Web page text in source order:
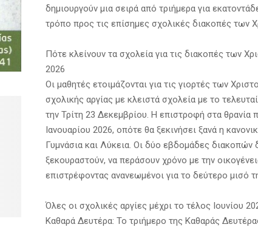
δημιουργούν μια σειρά από τριήμερα για
τρόπο προς τις επίσημες σχολικές διακοπές των
Πότε κλείνουν τα σχολεία για τις διακοπές των
2026
Οι μαθητές ετοιμάζονται για τις γιορτές των
σχολικής αργίας με κλειστά σχολεία με το
την Τρίτη 23 Δεκεμβρίου. Η επιστροφή στα θρανία
Ιανουαρίου 2026, οπότε θα ξεκινήσει ξανά η
Γυμνάσια και Λύκεια. Οι δύο εβδομάδες διακοπών
ξεκουραστούν, να περάσουν χρόνο με την
επιστρέφοντας ανανεωμένοι για το δεύτερο μισό
Όλες οι σχολικές αργίες μέχρι το τέλος Ιουνίου
Καθαρά Δευτέρα: Το τριήμερο της Καθαράς